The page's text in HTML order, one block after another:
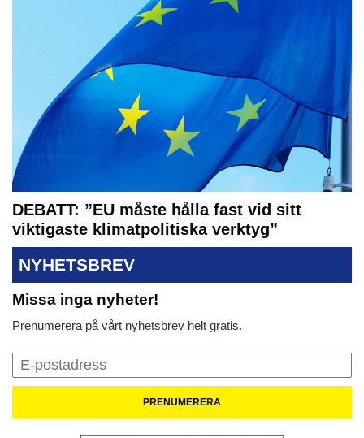
DEBATT: ”EU måste hålla fast vid sitt
viktigaste klimatpolitiska verktyg”
NYHETSBREV
Missa inga nyheter!
Prenumerera på vårt nyhetsbrev helt gratis.